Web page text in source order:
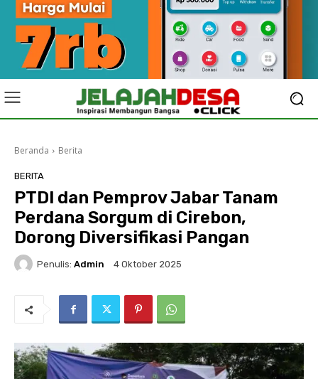
Beranda Berita
BERITA
PTDI dan Pemprov Jabar Tanam
Perdana Sorgum di Cirebon,
Dorong Diversifikasi Pangan
Penulis: Admin 4 Oktober 2025